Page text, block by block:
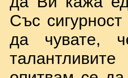
Със
да чувате,